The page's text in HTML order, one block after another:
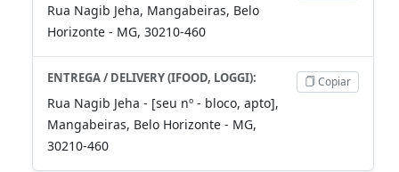
Rua Nagib Jeha, Mangabeiras, Belo
Horizonte - MG, 30210-460
ENTREGA / DELIVERY (IFOOD, LOGGI):
Rua Nagib Jeha - [seu nº - bloco, apto],
Mangabeiras, Belo Horizonte - MG,
30210-460
Copiar